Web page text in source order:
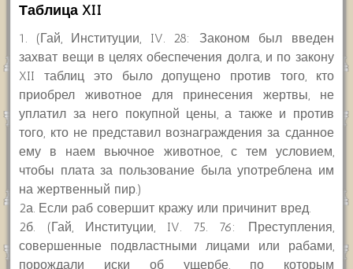
Таблица XII
1. (Гай, Институции, IV. 28: Законом был введен
захват вещи в целях обеспечения долга, и по закону
XII таблиц это было допущено против того, кто
приобрел животное для принесения жертвы, не
уплатил за него покупной цены, а также и против
того, кто не представил вознаграждения за сданное
ему в наем вьючное животное, с тем условием,
чтобы плата за пользование была употреблена им
на жертвенный пир.)
2а. Если раб совершит кражу или причинит вред.
2б. (Гай, Институции, IV. 75. 76: Преступления,
совершенные подвластными лицами или рабами,
порождали иски об ущербе, по которым